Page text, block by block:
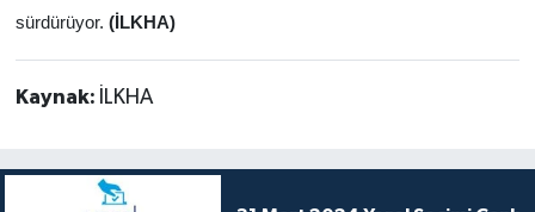
sürdürüyor. (İLKHA)
Kaynak: İLKHA